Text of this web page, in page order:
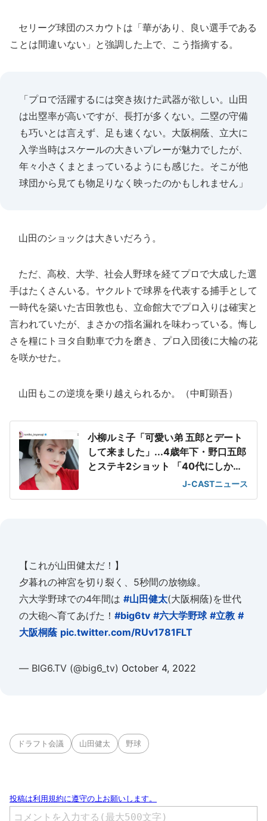
セリーグ球団のスカウトは「華があり、良い選手である
ことは間違いない」と強調した上で、こう指摘する。
「プロで活躍するには突き抜けた武器が欲しい。山田
は出塁率が高いですが、長打が多くない。二塁の守備
も巧いとは言えず、足も速くない。大阪桐蔭、立大に
入学当時はスケールの大きいプレーが魅力でしたが、
年々小さくまとまっているようにも感じた。そこが他
球団から見ても物足りなく映ったのかもしれません」
山田のショックは大きいだろう。
ただ、高校、大学、社会人野球を経てプロで大成した選
手はたくさんいる。ヤクルトで球界を代表する捕手として
一時代を築いた古田敦也も、立命館大でプロ入りは確実と
言われていたが、まさかの指名漏れを味わっている。悔し
さを糧にトヨタ自動車で力を磨き、プロ入団後に大輪の花
を咲かせた。
山田もこの逆境を乗り越えられるか。（中町顕吾）
小柳ルミ子「可愛い弟 五郎とデート
して来ました」...4歳年下・野口五郎
とステキ2ショット 「40代にしか見
J-CASTニュース
【これが山田健太だ！】
夕暮れの神宮を切り裂く、5秒間の放物線。
六大学野球での4年間は #山田健太(大阪桐蔭)を世代
の大砲へ育てあげた！ #big6tv #六大学野球 #立教 #
大阪桐蔭 pic.twitter.com/RUv1781FLT
— BIG6.TV (@big6_tv) October 4, 2022
ドラフト会議 山田健太 野球